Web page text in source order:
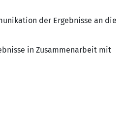
der Ergebnisse an die
in Zusammenarbeit mit